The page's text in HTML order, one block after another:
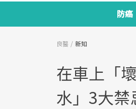
防癌
良醫 新知
在車上「
水」3大禁